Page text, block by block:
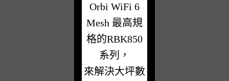
Orbi WiFi 6
Mesh 最高規
格的RBK850
系列，
來解決大坪數